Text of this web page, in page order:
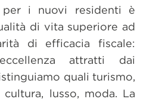
per i nuovi residenti è
di vita superiore ad
di efficacia fiscale:
attratti dai
quali turismo,
cultura, lusso, moda. La